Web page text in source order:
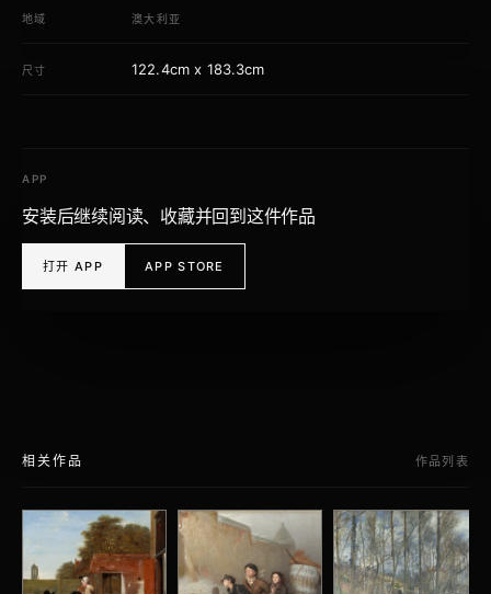
地域 澳大利亚
尺寸 122.4cm x 183.3cm
APP
安装后继续阅读、收藏并回到这件作品
打开 APP APP STORE
相关作品 作品列表